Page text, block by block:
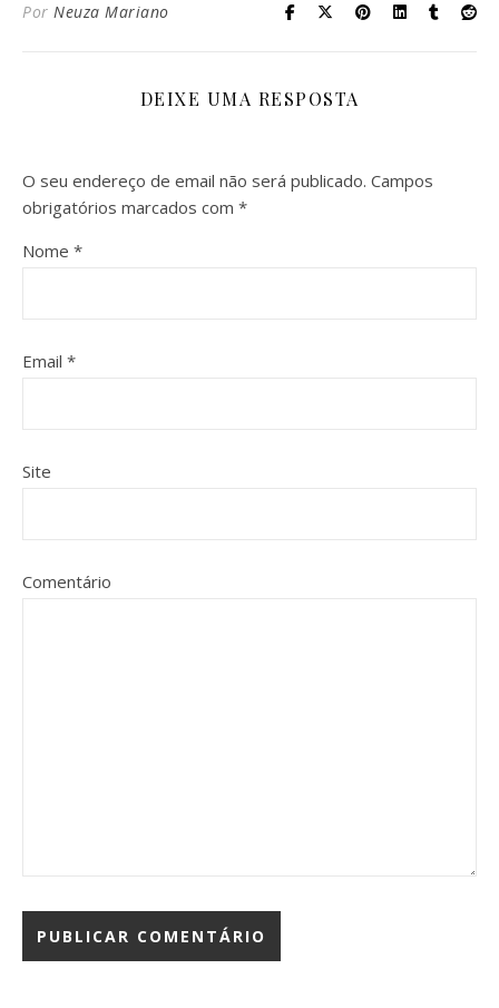
Por Neuza Mariano
DEIXE UMA RESPOSTA
O seu endereço de email não será publicado. Campos
obrigatórios marcados com *
Nome *
Email *
Site
Comentário